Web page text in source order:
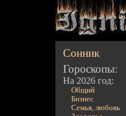
Сонник
Гороскопы:
На 2026 год:
Общий
Бизнес
Семья, любовь